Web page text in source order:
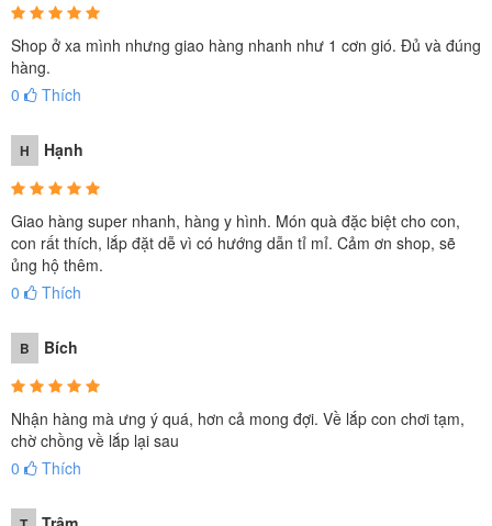
Shop ở xa mình nhưng giao hàng nhanh như 1 cơn gió. Đủ và đúng
hàng.
0
Thích
H Hạnh
Giao hàng super nhanh, hàng y hình. Món quà đặc biệt cho con,
con rất thích, lắp đặt dễ vì có hướng dẫn tỉ mỉ. Cảm ơn shop, sẽ
ủng hộ thêm.
0
Thích
B Bích
Nhận hàng mà ưng ý quá, hơn cả mong đợi. Về lắp con chơi tạm,
chờ chồng về lắp lại sau
0
Thích